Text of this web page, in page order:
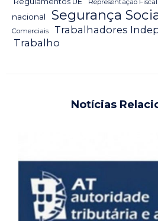
Representação Fiscal
nacional
Segurança
Comerciais
Trabalhadores
Trabalho
Notícias